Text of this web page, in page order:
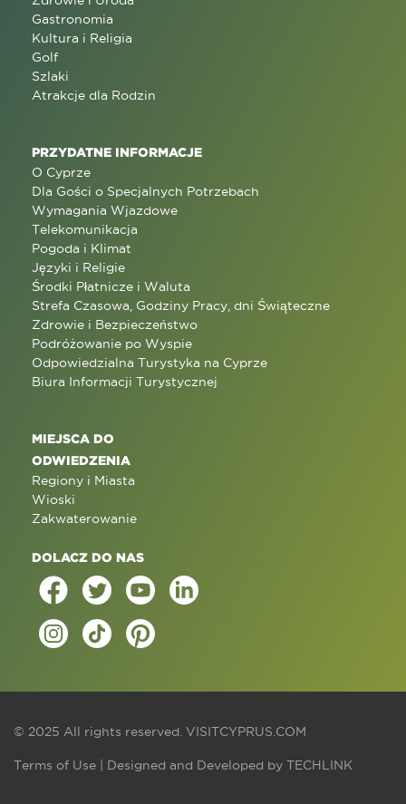
Gastronomia
Kultura i Religia
Golf
Szlaki
Atrakcje dla Rodzin
PRZYDATNE INFORMACJE
O Cyprze
Dla Gości o Specjalnych Potrzebach
Wymagania Wjazdowe
Telekomunikacja
Pogoda i Klimat
Języki i Religie
Środki Płatnicze i Waluta
Strefa Czasowa, Godziny Pracy, dni Świąteczne
Zdrowie i Bezpieczeństwo
Podróżowanie po Wyspie
Odpowiedzialna Turystyka na Cyprze
Biura Informacji Turystycznej
MIEJSCA DO
ODWIEDZENIA
Regiony i Miasta
Wioski
Zakwaterowanie
DOLACZ DO NAS
© 2025 All rights reserved. VISITCYPRUS.COM
Terms of Use | Designed and Developed by TECHLINK